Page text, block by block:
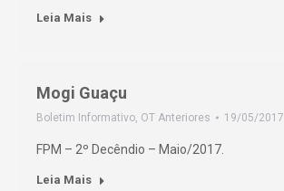
Leia Mais
Mogi Guaçu
Boletim Informativo, OT Anteriores 19/05/2017
FPM – 2º Decêndio – Maio/2017.
Leia Mais